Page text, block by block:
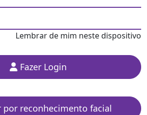
Lembrar de mim neste dispositivo
Fazer Login
reconhecimento facial